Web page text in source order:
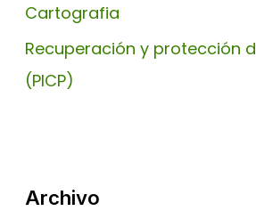
Cartografia
Recuperación y protección
(PICP)
Archivo